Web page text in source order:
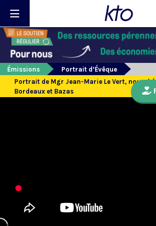
Émissions
Portrait d’Évêque
Portrait de Mgr Jean-Marie Le Vert, nouvel
Bordeaux et Bazas